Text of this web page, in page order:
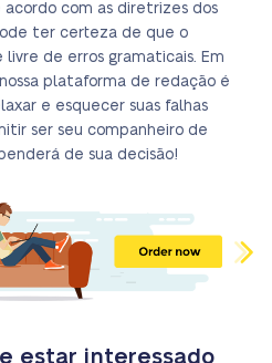
com as diretrizes dos
ter certeza de que o
de erros gramaticais. Em
plataforma de redação é
e esquecer suas falhas
ser seu companheiro de
de sua decisão!
estar interessado